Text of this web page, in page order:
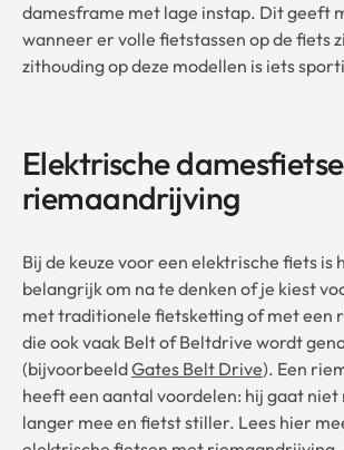
damesframe met lage instap. Dit geeft
wanneer er volle fietstassen op de fiets
zithouding op deze modellen is iets
Elektrische
riemaandrijving
Bij de keuze voor een elektrische fiets is
belangrijk om na te denken of je kiest
met traditionele fietsketting of met een
die ook vaak Belt of Beltdrive wordt
(bijvoorbeeldGates Belt Drive). Een
heeft een aantal voordelen: hij gaat niet
langer mee en fietst stiller. Lees hier